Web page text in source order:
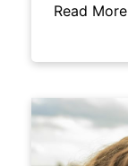
Read More